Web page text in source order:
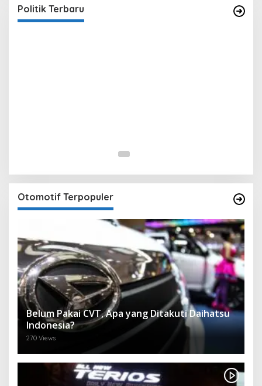
Politik Terbaru
In Berita, Politik |
Otomotif Terpopuler
Belum Pakai CVT, Apa yang Ditakuti Daihatsu
Indonesia?
270 Views